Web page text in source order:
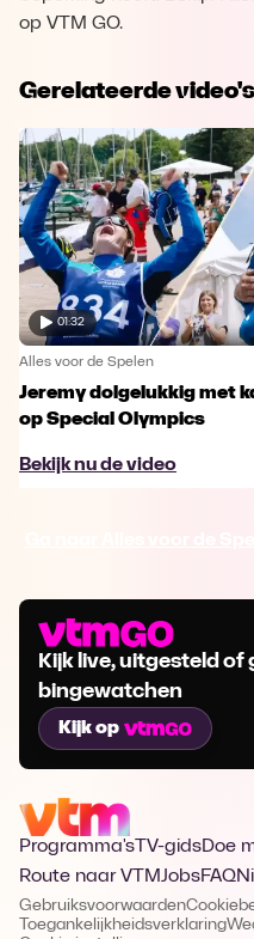
op VTM GO.
Gerelateerde video's
01:32
Alles voor de Spelen
Jeremy dolgelukkig met
op Special Olympics
Bekijk nu de video
Kijk live, uitgesteld of
bingewatchen
Kijk op
Programma's TV-gidsDoe
Route naar VTMJobsFAQ
Gebruiksvoorwaarden
Toegankelijkheidsverklaring